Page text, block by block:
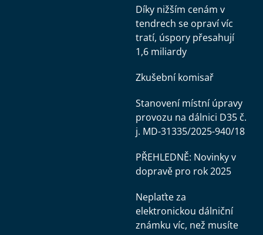
Díky nižším cenám v
tendrech se opraví víc
tratí, úspory přesahují
1,6 miliardy
Zkušební komisař
Stanovení místní úpravy
provozu na dálnici D35 č.
j. MD-31335/2025-940/18
PŘEHLEDNĚ: Novinky v
dopravě pro rok 2025
Neplaťte za
elektronickou dálniční
známku víc, než musíte